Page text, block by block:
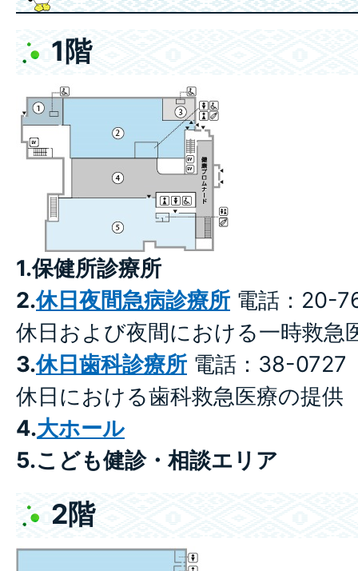
1階
1.保健所診療所
2.休日夜間急病診療所 電話：20-
休日および夜間における一時救急
3.休日歯科診療所 電話：38-0727
休日における歯科救急医療の提供
4.大ホール
5.こども健診・相談エリア
2階